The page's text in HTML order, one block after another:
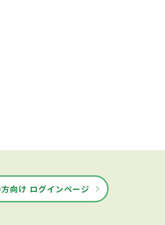
向け ログインページ